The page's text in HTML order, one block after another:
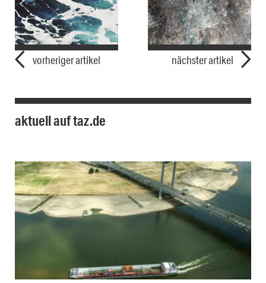
vorheriger artikel nächster artikel
aktuell auf taz.de